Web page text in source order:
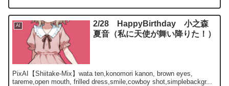
AI
2/28 HappyBirthday 小之森
夏音（私に天使が舞い降りた！）
PixAI【Shiitake-Mix】wata ten,konomori kanon, brown eyes,
tareme,open mouth, frilled dress,smile,cowboy shot,simplebackgr...